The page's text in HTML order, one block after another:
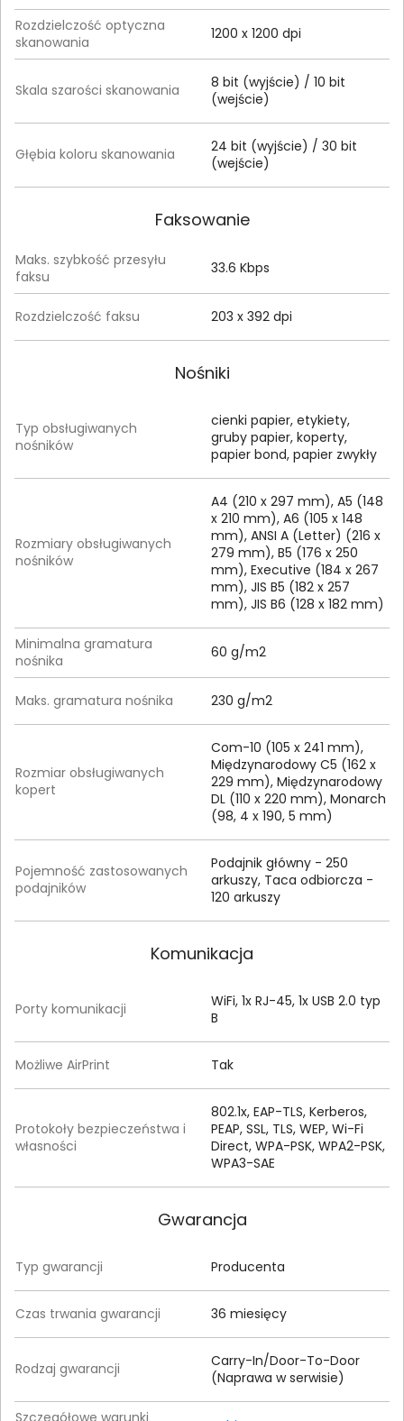
Rozdzielczość optyczna
skanowania
1200 x 1200 dpi
Skala szarości skanowania
8 bit (wyjście) / 10 bit
(wejście)
Głębia koloru skanowania
24 bit (wyjście) / 30 bit
(wejście)
Faksowanie
Maks. szybkość przesyłu
faksu
33.6 Kbps
Rozdzielczość faksu 203 x 392 dpi
Nośniki
Typ obsługiwanych
nośników
cienki papier, etykiety,
gruby papier, koperty,
papier bond, papier zwykły
Rozmiary obsługiwanych
nośników
A4 (210 x 297 mm), A5 (148
x 210 mm), A6 (105 x 148
mm), ANSI A (Letter) (216 x
279 mm), B5 (176 x 250
mm), Executive (184 x 267
mm), JIS B5 (182 x 257
mm), JIS B6 (128 x 182 mm)
Minimalna gramatura
nośnika
60 g/m2
Maks. gramatura nośnika 230 g/m2
Rozmiar obsługiwanych
kopert
Com-10 (105 x 241 mm),
Międzynarodowy C5 (162 x
229 mm), Międzynarodowy
DL (110 x 220 mm), Monarch
(98, 4 x 190, 5 mm)
Pojemność zastosowanych
podajników
Podajnik główny - 250
arkuszy, Taca odbiorcza -
120 arkuszy
Komunikacja
Porty komunikacji
WiFi, 1x RJ-45, 1x USB 2.0 typ
B
Możliwe AirPrint Tak
Protokoły bezpieczeństwa i
własności
802.1x, EAP-TLS, Kerberos,
PEAP, SSL, TLS, WEP, Wi-Fi
Direct, WPA-PSK, WPA2-PSK,
WPA3-SAE
Gwarancja
Typ gwarancji Producenta
Czas trwania gwarancji 36 miesięcy
Rodzaj gwarancji
Carry-In/Door-To-Door
(Naprawa w serwisie)
Szczegółowe warunki